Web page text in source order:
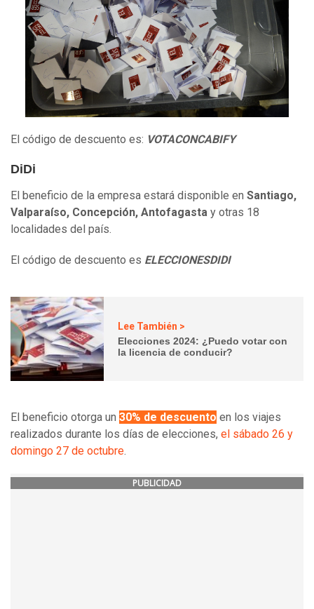
El código de descuento es: VOTACONCABIFY
DiDi
El beneficio de la empresa estará disponible en Santiago,
Valparaíso, Concepción, Antofagasta y otras 18
localidades del país.
El código de descuento es ELECCIONESDIDI
Lee También >
Elecciones 2024: ¿Puedo votar con
la licencia de conducir?
El beneficio otorga un 30% de descuento en los viajes
realizados durante los días de elecciones, el sábado 26 y
domingo 27 de octubre.
PUBLICIDAD